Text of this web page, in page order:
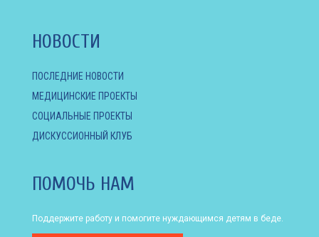
НОВОСТИ
ПОСЛЕДНИЕ НОВОСТИ
МЕДИЦИНСКИЕ ПРОЕКТЫ
СОЦИАЛЬНЫЕ ПРОЕКТЫ
ДИСКУССИОННЫЙ КЛУБ
ПОМОЧЬ НАМ
Поддержите работу и помогите нуждающимся детям в беде.